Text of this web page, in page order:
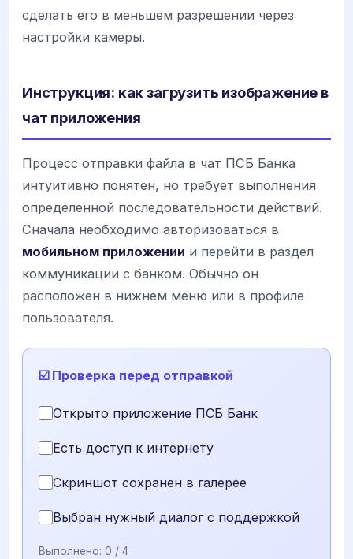
сделать его в меньшем разрешении через
настройки камеры.
Инструкция: как загрузить изображение в
чат приложения
Процесс отправки файла в чат ПСБ Банка
интуитивно понятен, но требует выполнения
определенной последовательности действий.
Сначала необходимо авторизоваться в
мобильном приложении и перейти в раздел
коммуникации с банком. Обычно он
расположен в нижнем меню или в профиле
пользователя.
☑️ Проверка перед отправкой
Открыто приложение ПСБ Банк
Есть доступ к интернету
Скриншот сохранен в галерее
Выбран нужный диалог с поддержкой
Выполнено: 0 / 4